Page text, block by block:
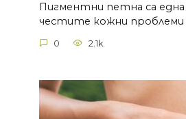
Пигментни петна са
честите кожни проблеми
0 2.1k.